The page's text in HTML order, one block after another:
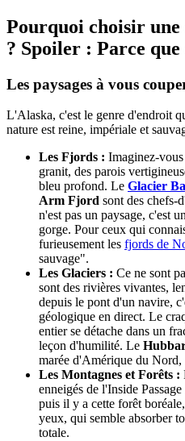
Pourquoi choisir
? Spoiler : Parce
Les paysages à vous
L'Alaska, c'est le genre d'endroit
nature est reine, impériale et
Les Fjords : Imaginez-
granit, des parois
bleu profond. Le Glacier
Arm Fjord sont des chefs-
n'est pas un paysage, c'est
gorge. Pour ceux qui
furieusement les fjords de
sauvage".
Les Glaciers : Ce ne sont
sont des rivières vivantes,
depuis le pont d'un navire,
géologique en direct. Le
entier se détache dans un
leçon d'humilité. Le
marée d'Amérique du Nord,
Les Montagnes et Forêts :
enneigés de l'Inside
puis il y a cette forêt
yeux, qui semble absorber
totale.